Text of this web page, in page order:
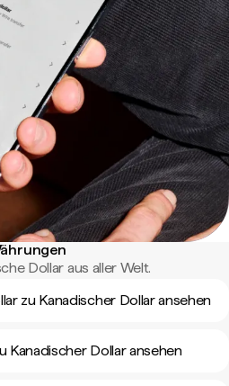
Dollar aus aller Welt.
zu Kanadischer Dollar ansehen
Kanadischer Dollar ansehen